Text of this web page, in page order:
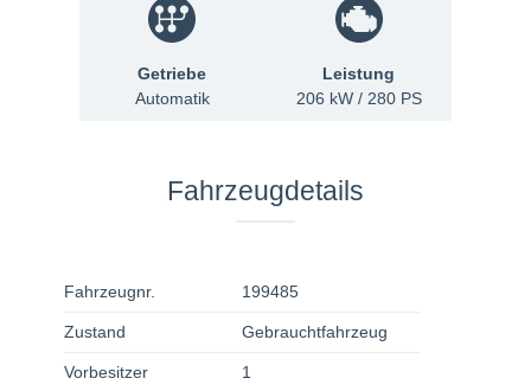
Getriebe
Automatik
Leistung
206 kW / 280 PS
Fahrzeugdetails
Fahrzeugnr. 199485
Zustand Gebrauchtfahrzeug
Vorbesitzer 1